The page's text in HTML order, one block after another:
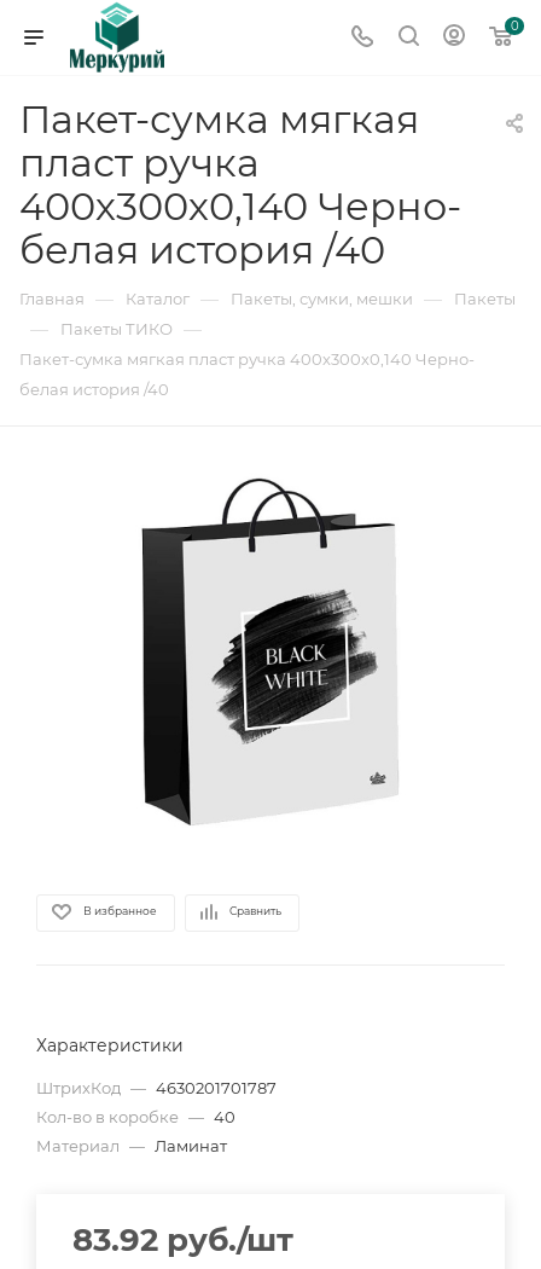
0
Пакет-сумка мягкая
пласт ручка
400х300х0,140 Черно-
белая история /40
Главная — Каталог — Пакеты, сумки, мешки — Пакеты
— Пакеты ТИКО —
Пакет-сумка мягкая пласт ручка 400х300х0,140 Черно-
белая история /40
В избранное Сравнить
Характеристики
ШтрихКод — 4630201701787
Кол-во в коробке — 40
Материал — Ламинат
83.92 руб./шт